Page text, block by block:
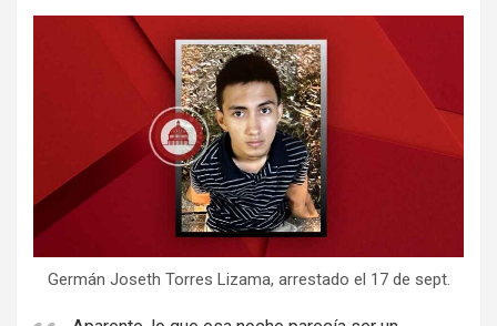
Germán Joseth Torres Lizama, arrestado el 17 de sept.